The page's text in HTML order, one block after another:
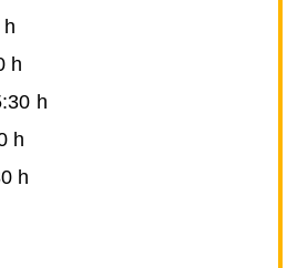
h
h
h
h